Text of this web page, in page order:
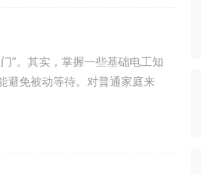
”。其实，掌握一些基础电工知
避免被动等待。对普通家庭来